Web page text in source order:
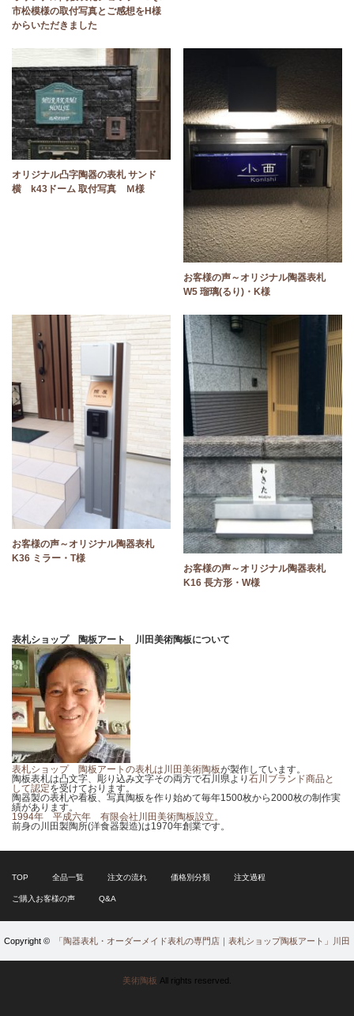
市松模様の取付写真とご感想をH様
からいただきました
オリジナル凸字陶器の表札 サンド
横 k43ドーム 取付写真 Ｍ様
お客様の声～オリジナル陶器表札
W5 瑠璃(るり)・K様
お客様の声～オリジナル陶器表札
K36 ミラー・T様
お客様の声～オリジナル陶器表札
K16 長方形・W様
表札ショップ 陶板アート 川田美術陶板について
表札ショップ 陶板アートの表札は川田美術陶板が製作しています。
陶板表札は凸文字、彫り込み文字その両方で石川県より 石川ブランド商品と
して認定を受けております。
陶器製の表札や看板、写真陶板を作り始めて毎年1500枚から2000枚の制作実
績があります。
1994年 平成六年 有限会社川田美術陶板設立。
前身の川田製陶所(洋食器製造)は1970年創業です。
TOP 全品一覧 注文の流れ 価格別分類 注文過程
ご購入お客様の声 Q&A
Copyright © 「陶器表札・オーダーメイド表札の専門店｜表札ショップ陶板アート」川田
美術陶板 All rights reserved.